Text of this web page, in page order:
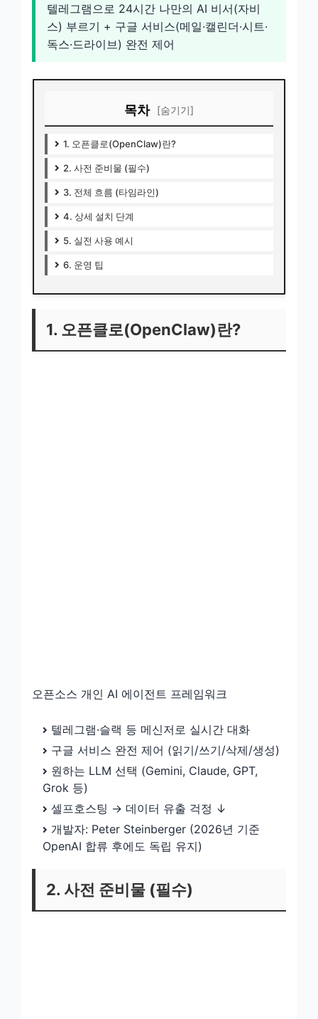
텔레그램으로 24시간 나만의 AI 비서(자비
스) 부르기 + 구글 서비스(메일·캘린더·시트·
독스·드라이브) 완전 제어
목차 [숨기기]
1. 오픈클로(OpenClaw)란?
2. 사전 준비물 (필수)
3. 전체 흐름 (타임라인)
4. 상세 설치 단계
5. 실전 사용 예시
6. 운영 팁
1. 오픈클로(OpenClaw)란?
오픈소스 개인 AI 에이전트 프레임워크
텔레그램·슬랙 등 메신저로 실시간 대화
구글 서비스 완전 제어 (읽기/쓰기/삭제/생성)
원하는 LLM 선택 (Gemini, Claude, GPT,
Grok 등)
셀프호스팅 → 데이터 유출 걱정 ↓
개발자: Peter Steinberger (2026년 기준
OpenAI 합류 후에도 독립 유지)
2. 사전 준비물 (필수)